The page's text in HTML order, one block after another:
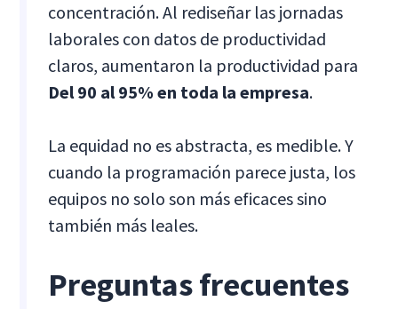
concentración. Al rediseñar las jornadas
laborales con datos de productividad
claros, aumentaron la productividad para
Del 90 al 95% en toda la empresa.
La equidad no es abstracta, es medible. Y
cuando la programación parece justa, los
equipos no solo son más eficaces sino
también más leales.
Preguntas frecuentes